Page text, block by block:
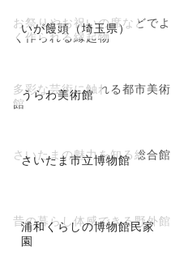
いが饅頭（埼玉県）
お祭りやお祝いの席などでよ
く作られる縁起物
うらわ美術館
多彩な芸術に触れる都市美術
館
さいたま市立博物館
さいたまの魅力を知る総合館
浦和くらしの博物館民家
園
昔の暮らし体感できる野外館